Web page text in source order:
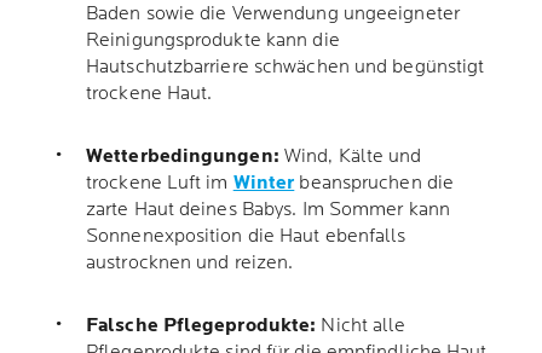
Baden sowie die Verwendung ungeeigneter
Reinigungsprodukte kann die
Hautschutzbarriere schwächen und begünstigt
trockene Haut.
Wetterbedingungen: Wind, Kälte und
trockene Luft im Winter beanspruchen die
zarte Haut deines Babys. Im Sommer kann
Sonnenexposition die Haut ebenfalls
austrocknen und reizen.
Falsche Pflegeprodukte: Nicht alle